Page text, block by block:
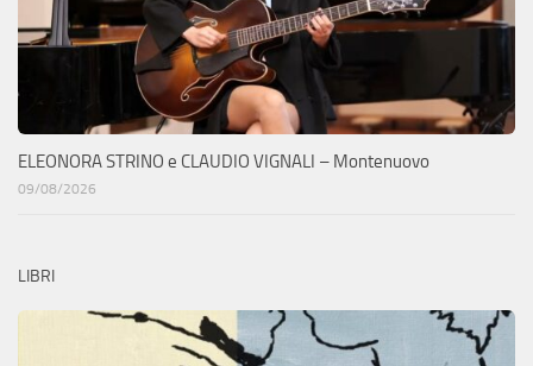
ELEONORA STRINO e CLAUDIO VIGNALI – Montenuovo
09/08/2026
LIBRI